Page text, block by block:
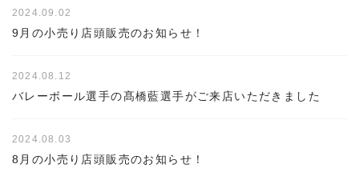
2024.09.02
9月の小売り店頭販売のお知らせ！
2024.08.12
バレーボール選手の髙橋藍選手がご来店いただきました
2024.08.03
8月の小売り店頭販売のお知らせ！